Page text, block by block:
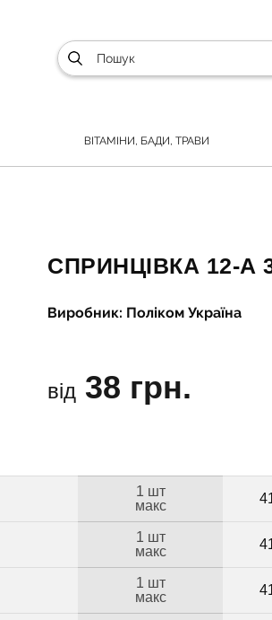
ВІТАМІНИ, БАДИ, ТРАВИ
СПРИНЦІВКА 12-А
Виробник: Поліком Україна
від 38 грн.
1 шт
макс
1 шт
макс
1 шт
макс